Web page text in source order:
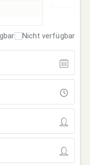
Nicht verfügbar